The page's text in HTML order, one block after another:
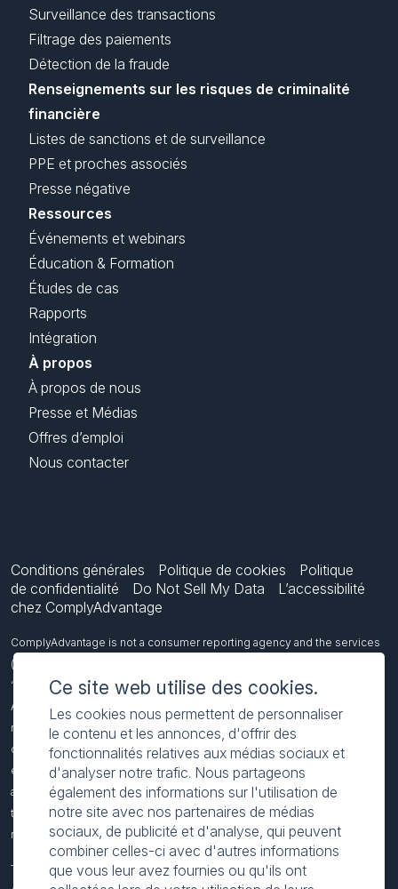
Ce site web utilise des cookies.
Les cookies nous permettent de personnaliser
le contenu et les annonces, d'offrir des
fonctionnalités relatives aux médias sociaux et
d'analyser notre trafic. Nous partageons
également des informations sur l'utilisation de
notre site avec nos partenaires de médias
sociaux, de publicité et d'analyse, qui peuvent
combiner celles-ci avec d'autres informations
que vous leur avez fournies ou qu'ils ont
Surveillance des transactions
Filtrage des paiements
Détection de la fraude
Renseignements sur les risques de criminalité
financière
Listes de sanctions et de surveillance
PPE et proches associés
Presse négative
Ressources
Événements et webinars
Éducation & Formation
Études de cas
Rapports
Intégration
À propos
À propos de nous
Presse et Médias
Offres d’emploi
Nous contacter
Conditions générales Politique de cookies
Politique
de confidentialité
Do Not Sell My Data
L’accessibilité
chez ComplyAdvantage
ComplyAdvantage is not a consumer reporting agency and the services
(and the data provided as part of its services) do not constitute a
‘consumer report’ for the purposes of the Federal Fair Credit Reporting
Act (FCRA), 15 U.S.C. sec. 1681 et seq. The data we provide to you may
not be used, in whole or in part, to: make any consumer debt collection
decision, establish a consumer’s eligibility for credit, insurance,
employment, government benefits, or housing, or for any other purpose
authorized under the FCRA. If you use any of our services, you agree not
to use them, or the data, for any purpose authorized under the FCRA or in
relation to taking an adverse action relating to a consumer application.
Tous les noms inclus sur cette page sont fictifs et ont pour but de